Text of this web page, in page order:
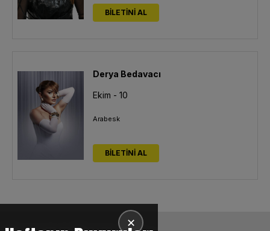
BİLETİNİ AL
Derya Bedavacı
Ekim - 10
Arabesk
BİLETİNİ AL
✕